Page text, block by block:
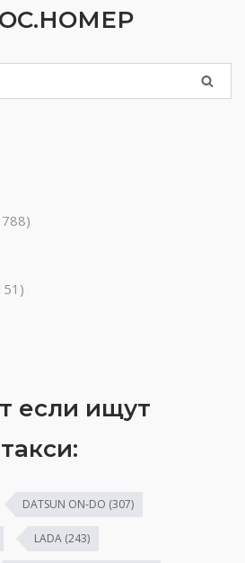
если ищут
DATSUN ON-DO (307)
LADA (243)